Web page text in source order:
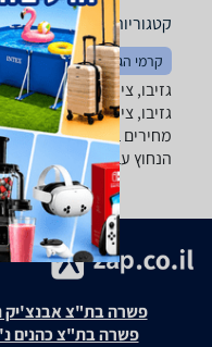
קטגוריות משלימות
קרמי הגנה ושיזוף מחסנים
גזיבו, ציליות ושמשיות?
מחירים ביותר מאלף
הנחוץ עבור קבלת החלטה
פשרה בת"צ אבנצ'יק נ' זאפ
פשרה בת"צ כהנים נ' זאפ